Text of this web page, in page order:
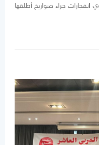
جراء صواريخ أطلقها